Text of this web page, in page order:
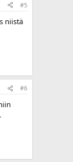
#5
niistä
#6